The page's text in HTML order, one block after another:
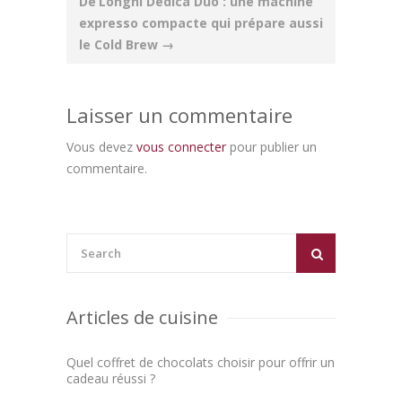
expresso compacte qui prépare aussi
le Cold Brew →
Laisser un commentaire
Vous devez vous connecter pour publier un
commentaire.
Articles de cuisine
Quel coffret de chocolats choisir pour offrir un
cadeau réussi ?